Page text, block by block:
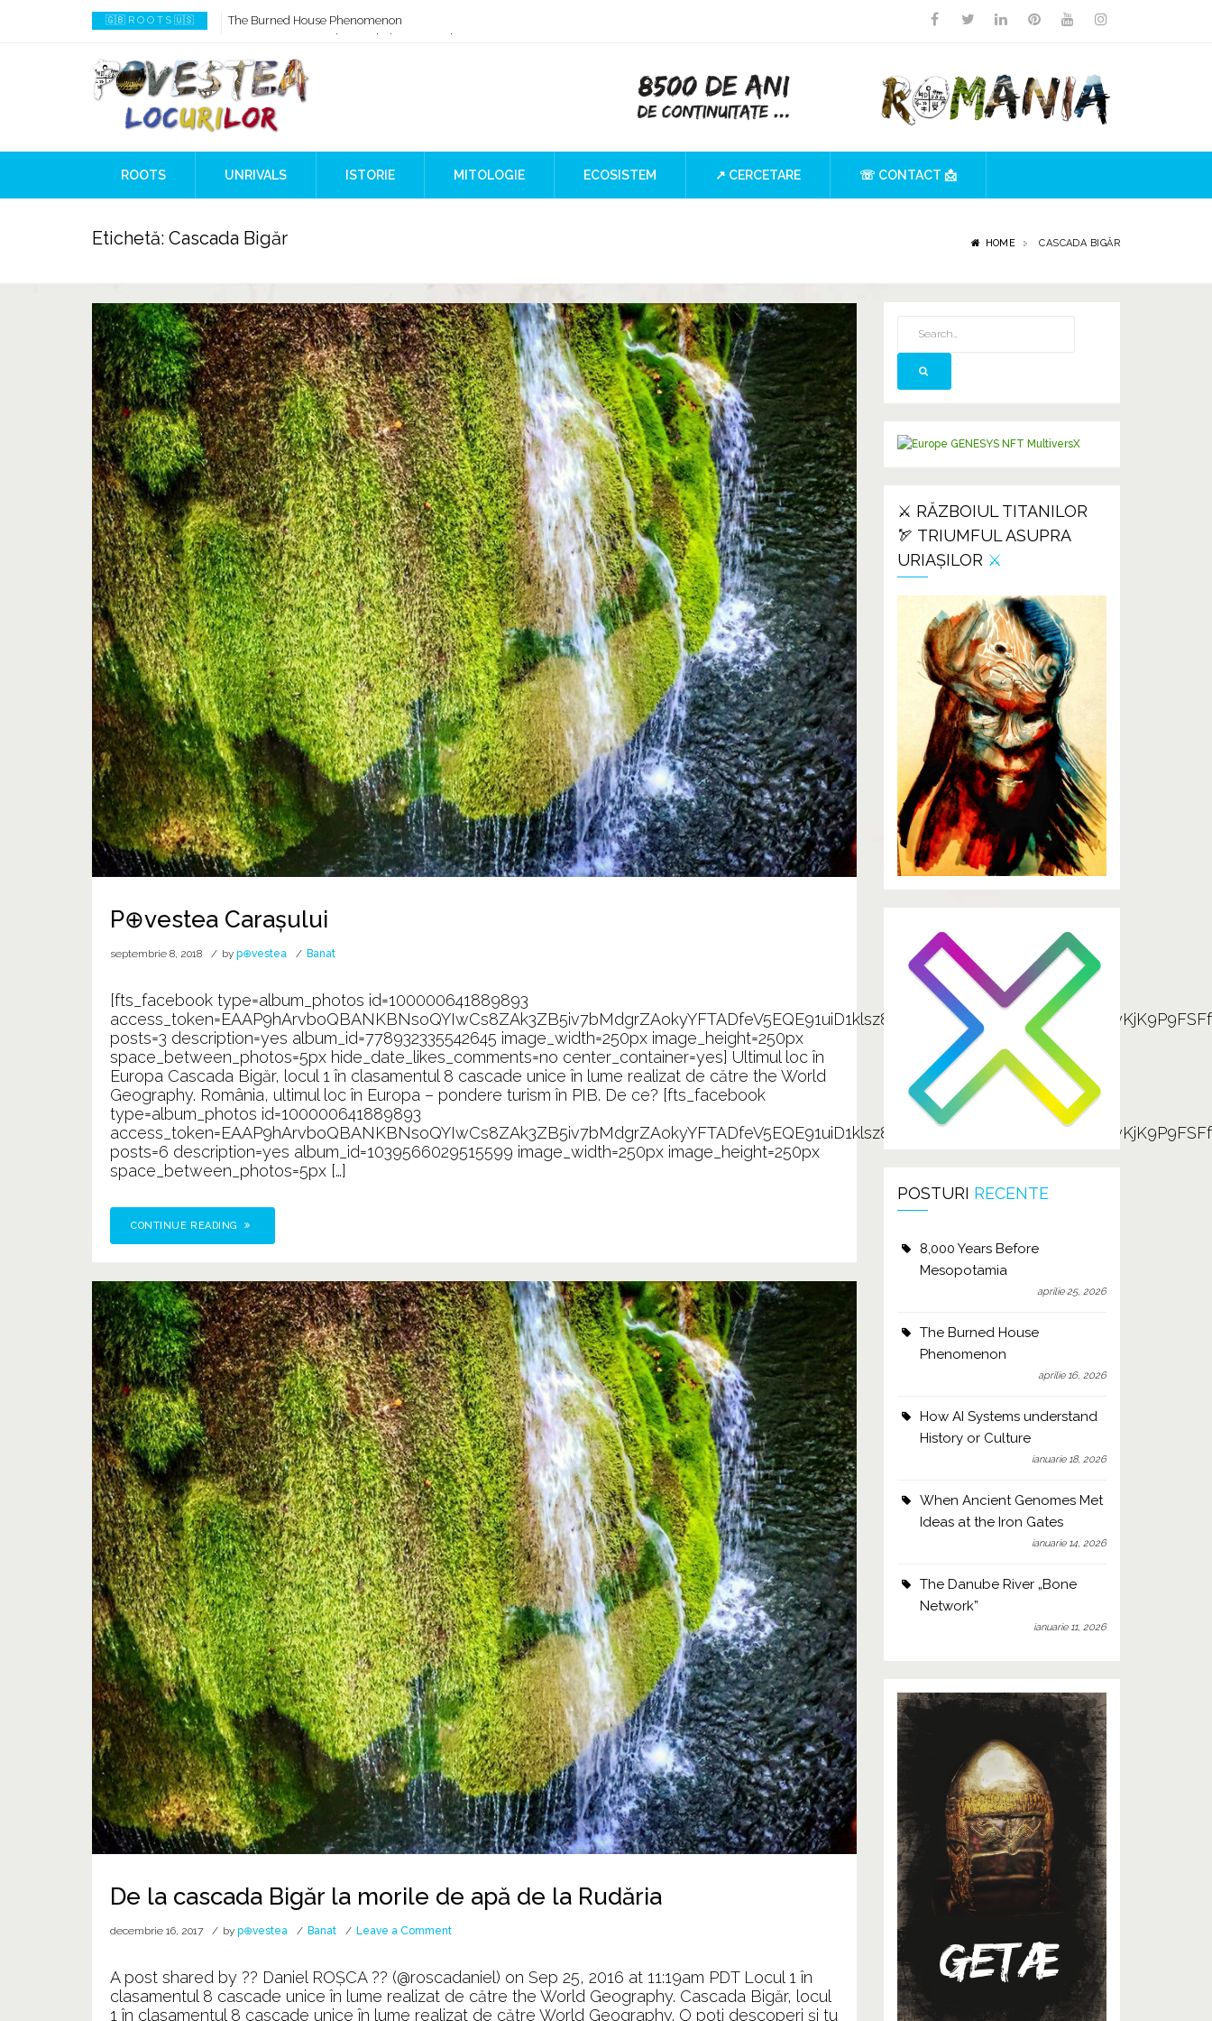
🇬🇧 R O O T S 🇺🇸
How AI Systems understand History or Culture
When Ancient Genomes Met Ideas at the Iron Gates
The Danube River „Bone Network”
The Global Ancient Civilization AI Blind SPOT
8,000 Years Before Mesopotamia
The Burned House Phenomenon
ROOTS UNRIVALS ISTORIE MITOLOGIE ECOSISTEM ↗ CERCETARE ☏ CONTACT 📩
Etichetă: Cascada Bigăr HOME CASCADA BIGĂR
P⊕vestea Carașului
septembrie 8, 2018 by p⊕vestea Banat
[fts_facebook type=album_photos id=100000641889893
posts=3 description=yes album_id=778932335542645 image_width=250px image_height=250px
space_between_photos=5px hide_date_likes_comments=no center_container=yes] Ultimul loc în
Europa Cascada Bigăr, locul 1 în clasamentul 8 cascade unice în lume realizat de către the World
Geography. România, ultimul loc în Europa – pondere turism în PIB. De ce? [fts_facebook
type=album_photos id=100000641889893
posts=6 description=yes album_id=1039566029515599 image_width=250px image_height=250px
space_between_photos=5px […]
CONTINUE READING
De la cascada Bigăr la morile de apă de la Rudăria
decembrie 16, 2017 by p⊕vestea Banat Leave a Commenton
cascada
Bigăr
A post shared by ?? Daniel ROŞCA ?? (@roscadaniel) on Sep 25, 2016 at 11:19am PDT Locul 1 în
clasamentul 8 cascade unice în lume realizat de către the World Geography. Cascada Bigăr, locul
1 în clasamentul 8 cascade unice în lume realizat de către World Geography. O poţi descoperi şi tu
⚔️ RĂZBOIUL TITANILOR
🏹 TRIUMFUL ASUPRA
URIAȘILOR ⚔️
POSTURI RECENTE
8,000 Years Before
Mesopotamia
aprilie 25, 2026
The Burned House
Phenomenon
aprilie 16, 2026
How AI Systems understand
History or Culture
ianuarie 18, 2026
When Ancient Genomes Met
Ideas at the Iron Gates
ianuarie 14, 2026
The Danube River „Bone
Network”
ianuarie 11, 2026